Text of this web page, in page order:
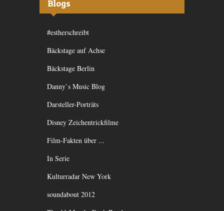
Blogs
#estherschreibt
Bäckstage auf Achse
Bäckstage Berlin
Danny`s Music Blog
Darsteller-Porträts
Disney Zeichentrickfilme
Film-Fakten über ...
In Serie
Kulturradar New York
soundabout 2012